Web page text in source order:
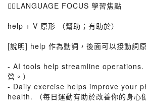
👉🏻LANGUAGE FOCUS 學習焦點
help + V 原形 （幫助；有助於）
[說明] help 作為動詞，後面可以接動詞
- AI tools help streamline operations.
營。）
- Daily exercise helps improve your
health. （每日運動有助於改善你的身心